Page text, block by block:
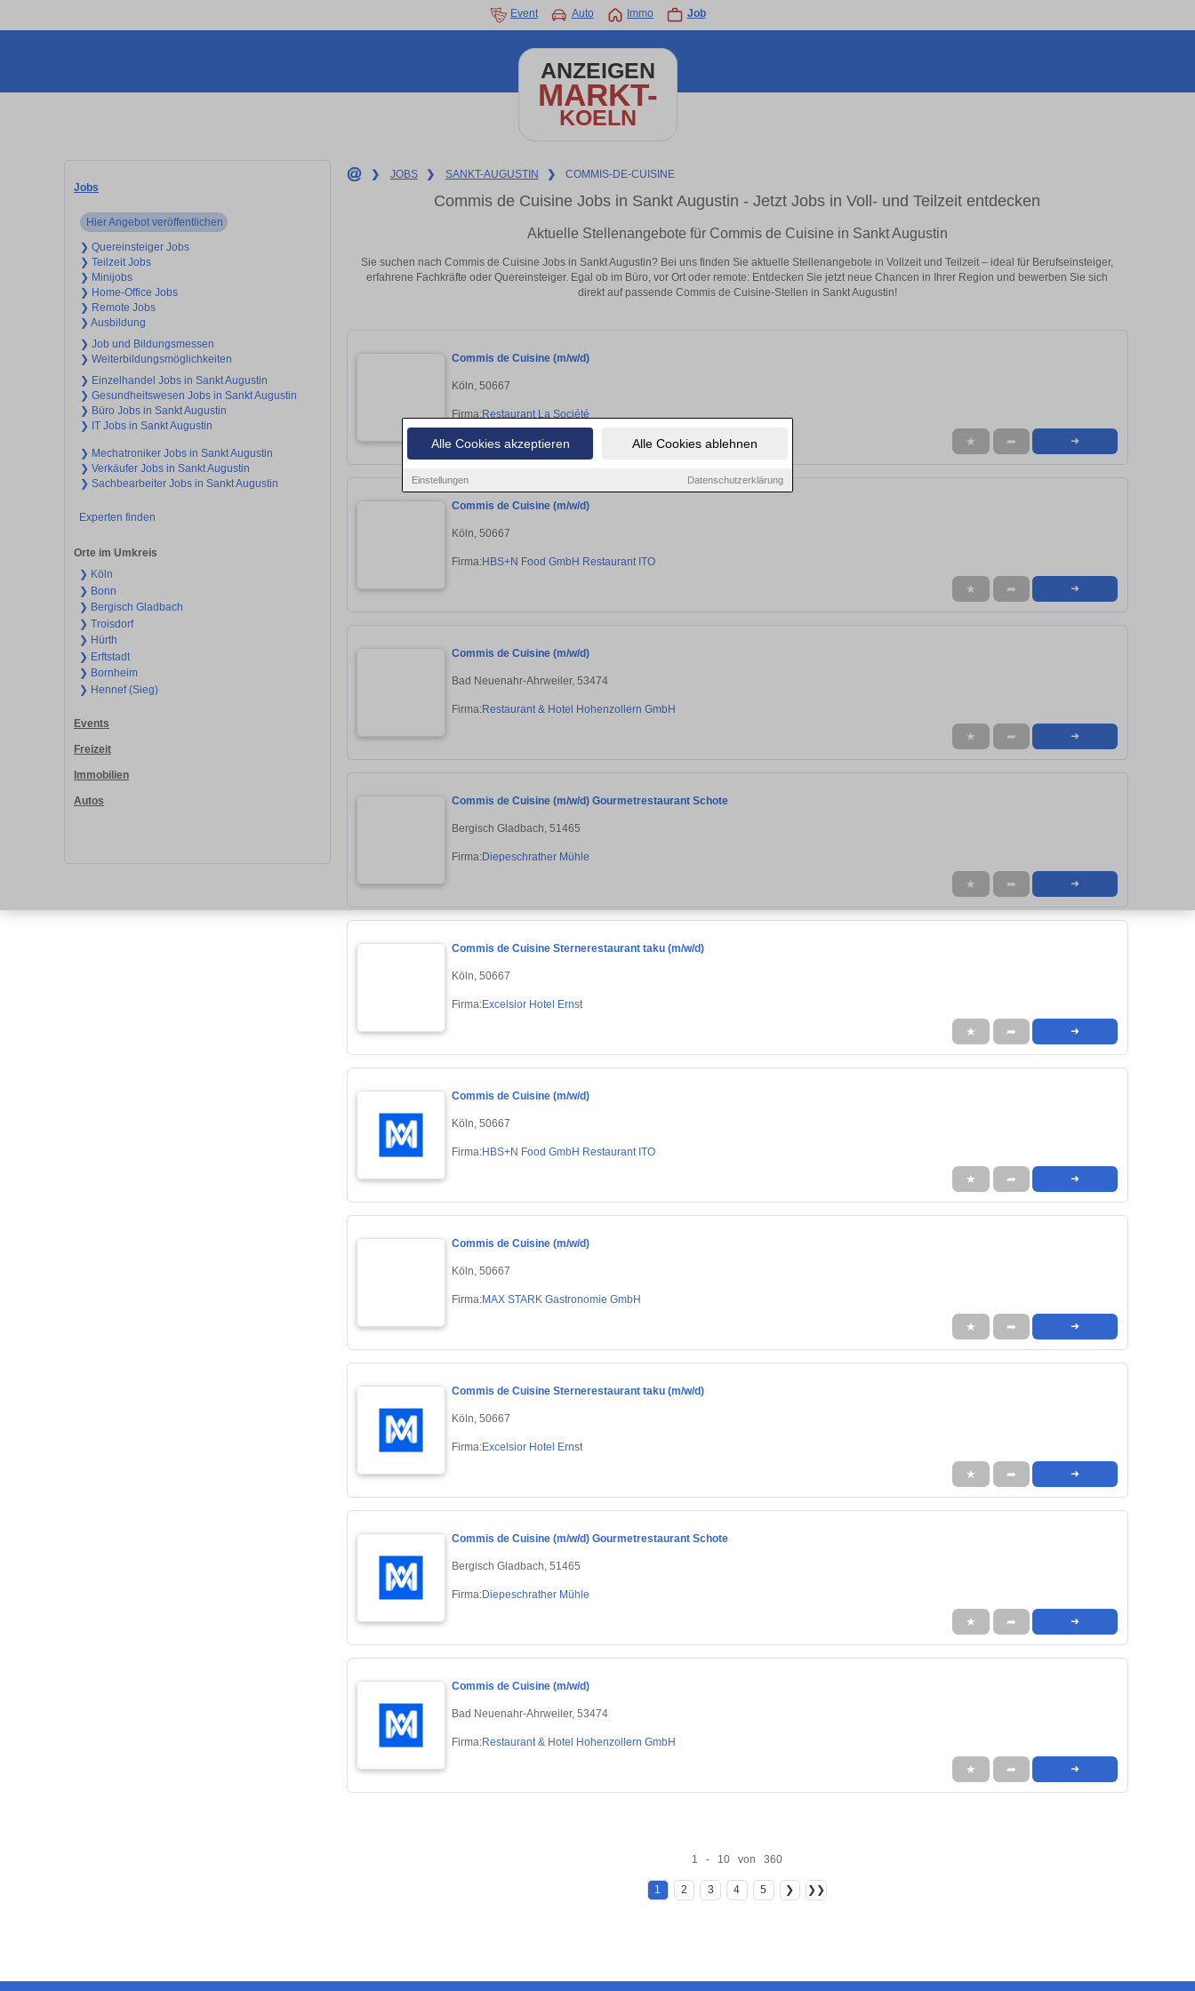
Alle Cookies akzeptieren Alle Cookies ablehnen
Einstellungen Datenschutzerklärung
Event Auto Immo Job
ANZEIGEN
MARKT-
KOELN
Jobs
Hier Angebot veröffentlichen
❯ Quereinsteiger Jobs
❯ Teilzeit Jobs
❯ Minijobs
❯ Home-Office Jobs
❯ Remote Jobs
❯ Ausbildung
❯ Job und Bildungsmessen
❯ Weiterbildungsmöglichkeiten
❯ Einzelhandel Jobs in Sankt Augustin
❯ Gesundheitswesen Jobs in Sankt Augustin
❯ Büro Jobs in Sankt Augustin
❯ IT Jobs in Sankt Augustin
❯ Mechatroniker Jobs in Sankt Augustin
❯ Verkäufer Jobs in Sankt Augustin
❯ Sachbearbeiter Jobs in Sankt Augustin
Experten finden
Orte im Umkreis
❯ Köln
❯ Bonn
❯ Bergisch Gladbach
❯ Troisdorf
❯ Hürth
❯ Erftstadt
❯ Bornheim
❯ Hennef (Sieg)
Events
Freizeit
Immobilien
Autos
❯ JOBS ❯ SANKT-AUGUSTIN ❯ COMMIS-DE-CUISINE
Commis de Cuisine Jobs in Sankt Augustin - Jetzt Jobs in Voll- und Teilzeit entdecken
Aktuelle Stellenangebote für Commis de Cuisine in Sankt Augustin
Sie suchen nach Commis de Cuisine Jobs in Sankt Augustin? Bei uns finden Sie aktuelle Stellenangebote in Vollzeit und Teilzeit – ideal für Berufseinsteiger,
erfahrene Fachkräfte oder Quereinsteiger. Egal ob im Büro, vor Ort oder remote: Entdecken Sie jetzt neue Chancen in Ihrer Region und bewerben Sie sich
direkt auf passende Commis de Cuisine-Stellen in Sankt Augustin!
Commis de Cuisine (m/w/d)
Köln, 50667
Firma:Restaurant La Société
★ ➦ ➜
Commis de Cuisine (m/w/d)
Köln, 50667
Firma:HBS+N Food GmbH Restaurant ITO
★ ➦ ➜
Commis de Cuisine (m/w/d)
Bad Neuenahr-Ahrweiler, 53474
Firma:Restaurant & Hotel Hohenzollern GmbH
★ ➦ ➜
Commis de Cuisine (m/w/d) Gourmetrestaurant Schote
Bergisch Gladbach, 51465
Firma:Diepeschrather Mühle
★ ➦ ➜
Commis de Cuisine Sternerestaurant taku (m/w/d)
Köln, 50667
Firma:Excelsior Hotel Ernst
★ ➦ ➜
Commis de Cuisine (m/w/d)
Köln, 50667
Firma:HBS+N Food GmbH Restaurant ITO
★ ➦ ➜
Commis de Cuisine (m/w/d)
Köln, 50667
Firma:MAX STARK Gastronomie GmbH
★ ➦ ➜
Commis de Cuisine Sternerestaurant taku (m/w/d)
Köln, 50667
Firma:Excelsior Hotel Ernst
★ ➦ ➜
Commis de Cuisine (m/w/d) Gourmetrestaurant Schote
Bergisch Gladbach, 51465
Firma:Diepeschrather Mühle
★ ➦ ➜
Commis de Cuisine (m/w/d)
Bad Neuenahr-Ahrweiler, 53474
Firma:Restaurant & Hotel Hohenzollern GmbH
★ ➦ ➜
1 - 10 von 360
1 2 3 4 5 ❯ ❯❯